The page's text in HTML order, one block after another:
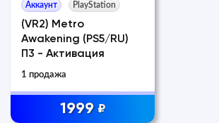
Аккаунт PlayStation
(VR2) Metro
Awakening (PS5/RU)
П3 - Активация
1 продажа
1999 ₽